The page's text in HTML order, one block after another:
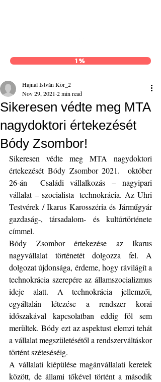
1%
Sikeresen védte meg MTA
nagydoktori értekezését
Bódy Zsombor!
Hajnal István Kör_2
Nov 29, 2021 2 min read
Sikeresen védte meg MTA nagydoktori
értekezését Bódy Zsombor 2021.  október
26-án  Családi vállalkozás – nagyipari
vállalat – szocialista  technokrácia. Az Uhri
Testvérek / Ikarus Karosszéria és Járműgyár
gazdaság-, társadalom- és kultúrtörténete
címmel.
Bódy Zsombor értekezése az Ikarus
nagyvállalat történetét dolgozza fel. A
dolgozat újdonsága, érdeme, hogy rávilágít a
technokrácia szerepére az államszocializmus
ideje alatt. A technokrácia jellemzői,
egyáltalán létezése a rendszer korai
időszakával kapcsolatban eddig föl sem
merültek. Bódy ezt az aspektust elemzi tehát
a vállalat megszületésétől a rendszerváltáskor
történt széteséséig.
A vállalati kiépülése magánvállalati keretek
között, de állami tőkével történt a második